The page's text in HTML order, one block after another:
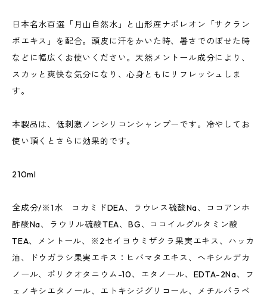
日本名水百選「月山自然水」と山形産ナポレオン「サクラン
ボエキス」を配合。頭皮に汗をかいた時、暑さでのぼせた時
などに幅広くお使いください。天然メントール成分により、
スカッと爽快な気分になり、心身ともにリフレッシュしま
す。
本製品は、低刺激ノンシリコンシャンプーです。冷やしてお
使い頂くとさらに効果的です。
210ml
全成分/※1水 コカミドDEA、ラウレス硫酸Na、ココアンホ
酢酸Na、ラウリル硫酸TEA、BG、ココイルグルタミン酸
TEA、メントール、※2セイヨウミザクラ果実エキス、ハッカ
油、ドウガラシ果実エキス：ヒバマタエキス、ヘキシルデカ
ノール、ポリクオタニウム-10、エタノール、EDTA-2Na、フ
ェノキシエタノール、エトキシジグリコール、メチルパラベ